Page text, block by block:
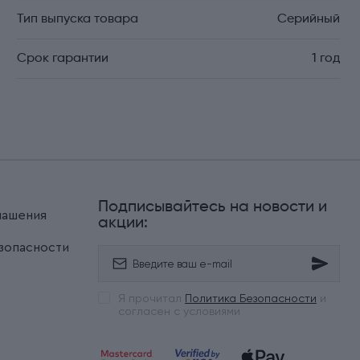
Тип выпуска товара Серийный
Срок гарантии 1 год
Подписывайтесь на новости и
акции:
Я прочитал Политика Безопасности и
согласен с условиями